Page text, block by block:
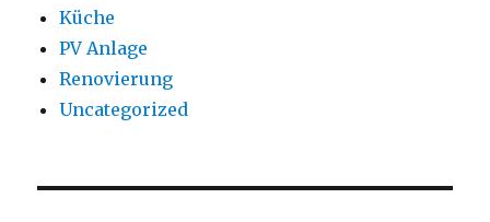
Küche
PV Anlage
Renovierung
Uncategorized